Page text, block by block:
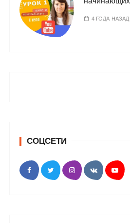
4 ГОДА НАЗАД
СОЦСЕТИ